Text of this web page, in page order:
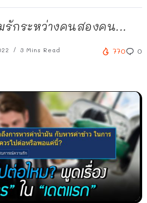
รักระหว่างคนสองคน...
3 Mins Read 770 0